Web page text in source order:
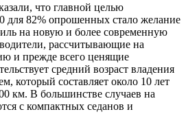
что главной целью
для 82% опрошенных стало желание
на новую и более современную
рассчитывающие на
и прежде всего ценящие
средний возраст владения
который составляет около 10 лет
км. В большинстве случаев на
с компактных седанов и